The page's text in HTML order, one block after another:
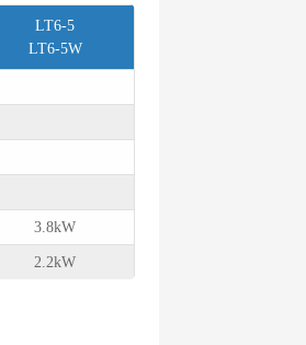
LT6-5
LT6-5W
3.8kW
2.2kW